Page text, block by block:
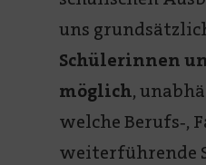
uns
Schülerinnen
möglich,
welche Berufs‑,
weiterführende